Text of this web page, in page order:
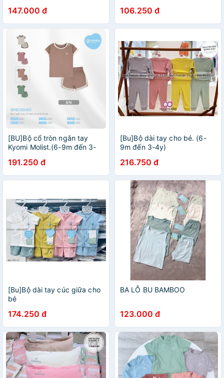
147.000 đ 106.250 đ
[BU]Bộ cổ tròn ngắn tay
Kyomi Molist.(6-9m đến 3-
191.250 đ
[Bu]Bộ dài tay cho bé. (6-
9m đến 3-4y)
216.750 đ
[Bu]Bộ dài tay cúc giữa cho
bé
174.250 đ
BA LỖ BU BAMBOO
123.000 đ